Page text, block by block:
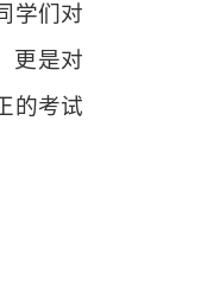
学们对
更是对
的考试